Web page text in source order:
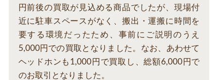
円前後の買取が見込める商品でしたが、現場付
近に駐車スペースがなく、搬出・運搬に時間を
要する環境だったため、事前にご説明のうえ
5,000円での買取となりました。なお、あわせて
ヘッドホンも1,000円で買取し、総額6,000円で
のお取引となりました。